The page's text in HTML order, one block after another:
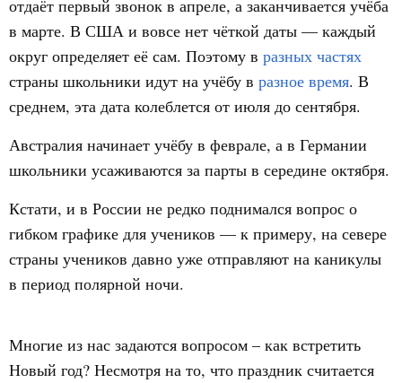
отдаёт первый звонок в апреле, а заканчивается учёба
в марте. В США и вовсе нет чёткой даты — каждый
округ определяет её сам. Поэтому в разных частях
страны школьники идут на учёбу в разное время. В
среднем, эта дата колеблется от июля до сентября.
Австралия начинает учёбу в феврале, а в Германии
школьники усаживаются за парты в середине октября.
Кстати, и в России не редко поднимался вопрос о
гибком графике для учеников — к примеру, на севере
страны учеников давно уже отправляют на каникулы
в период полярной ночи.
Многие из нас задаются вопросом – как встретить
Новый год? Несмотря на то, что праздник считается